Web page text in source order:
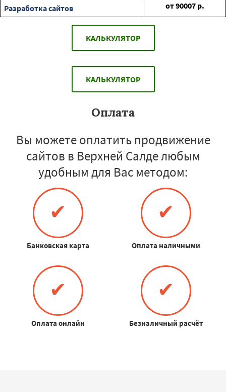
Разработка сайтов
от90007 р.
КАЛЬКУЛЯТОР
КАЛЬКУЛЯТОР
Оплата
Вы можете оплатить продвижение
сайтов в Верхней Салде любым
удобным для Вас методом:
✔
Банковская карта
✔
Оплата наличными
✔
Оплата онлайн
✔
Безналичный расчёт